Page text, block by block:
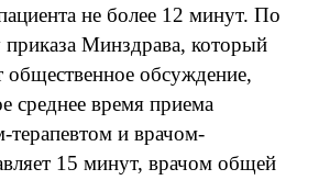
не более 12 минут. По
Минздрава, который
общественное обсуждение,
среднее время приема
терапевтом и врачом-
15 минут, врачом общей